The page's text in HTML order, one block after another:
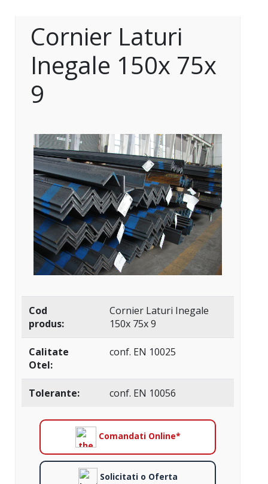
Cornier Laturi
Inegale 150x 75x
9
Cod
produs:
Cornier Laturi Inegale
150x 75x 9
Calitate
Otel:
conf. EN 10025
Tolerante: conf. EN 10056
Comandati Online*
Solicitati o Oferta